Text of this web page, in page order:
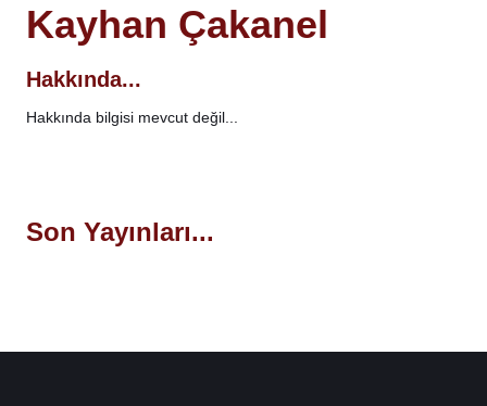
Kayhan Çakanel
Hakkında...
Hakkında bilgisi mevcut değil...
Son Yayınları...